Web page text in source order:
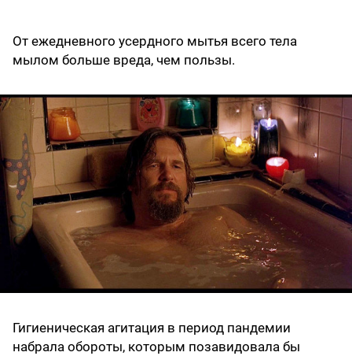
От ежедневного усердного мытья всего тела
мылом больше вреда, чем пользы.
Гигиеническая агитация в период пандемии
набрала обороты, которым позавидовала бы